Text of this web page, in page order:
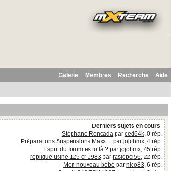
Aide
Recherche
Membres
Galerie
Derniers sujets en cours:
Stéphane Roncadapar ced64k, 0 rép.
Préparations Suspensions Maxx ...par jojobmx, 4 rép.
Esprit du forum es tu là ?par jojobmx, 45 rép.
replique usine 125 cr 1983 par raslebol56, 22 rép.
Mon nouveau bébé par nico83, 6 rép.